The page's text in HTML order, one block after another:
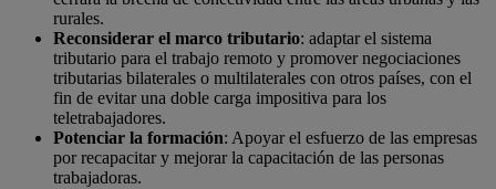
rurales.
Reconsiderar el marco tributario: adaptar el sistema
tributario para el trabajo remoto y promover negociaciones
tributarias bilaterales o multilaterales con otros países, con el
fin de evitar una doble carga impositiva para los
teletrabajadores.
Potenciar la formación: Apoyar el esfuerzo de las empresas
por recapacitar y mejorar la capacitación de las personas
trabajadoras.